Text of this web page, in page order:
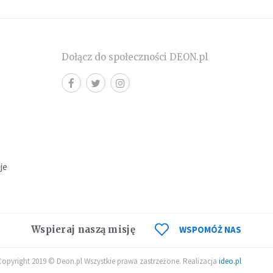
Dołącz do społeczności DEON.pl
Wspieraj naszą misję WSPOMÓŻ NAS
2019 © Deon.pl Wszystkie prawa zastrzeżone. Realizacja ideo.pl